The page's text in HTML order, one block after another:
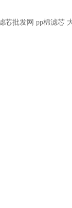
芯批发网 pp棉滤芯